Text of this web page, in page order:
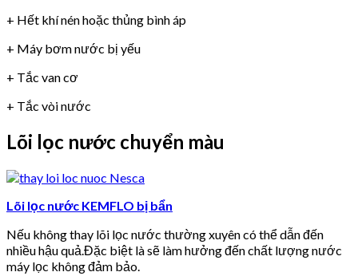
+ Hết khí nén hoặc thủng bình áp
+ Máy bơm nước bị yếu
+ Tắc van cơ
+ Tắc vòi nước
Lõi lọc nước chuyển màu
Lõi lọc nước KEMFLO bị bẩn
Nếu không thay lõi lọc nước thường xuyên có thể dẫn đến
nhiều hậu quả.Đặc biệt là sẽ làm hưởng đến chất lượng nước
máy lọc không đảm bảo.